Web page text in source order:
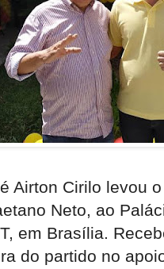
Airton Cirilo levou
Neto, ao
em Brasília.
do partido no